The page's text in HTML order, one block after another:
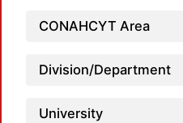
CONAHCYT Area
Division/Department
University